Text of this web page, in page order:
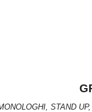
MONOLOGHI, STAND